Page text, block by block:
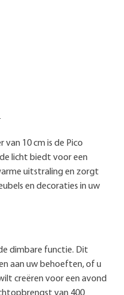
van 10 cm is de Pico
licht biedt voor een
uitstraling en zorgt
en decoraties in uw
dimbare functie. Dit
aan uw behoeften, of u
creëren voor een avond
van 400